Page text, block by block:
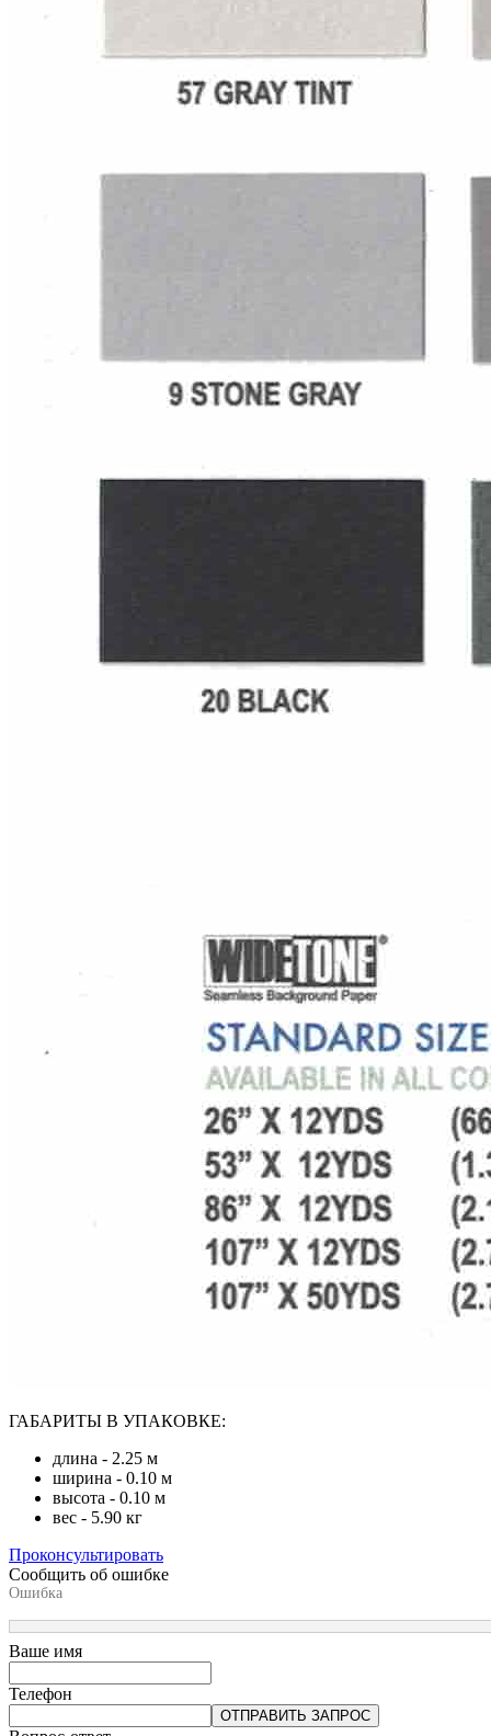
ГАБАРИТЫ В УПАКОВКЕ:
длина - 2.25 м
ширина - 0.10 м
высота - 0.10 м
вес - 5.90 кг
Проконсультировать
Сообщить об ошибке
Ошибка
Ваше имя
Телефон
ОТПРАВИТЬ ЗАПРОС